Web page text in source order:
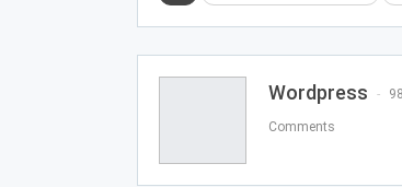
Wordpress
Comments